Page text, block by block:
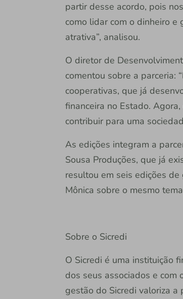
partir desse acordo, pois
como lidar com o dinheiro
atrativa”, analisou.
O diretor de
comentou sobre a parceria:
cooperativas, que já
financeira no Estado.
contribuir para uma
As edições integram a
Sousa Produções, que já
resultou em seis edições
Mônica sobre o mesmo
Sobre o Sicredi
O Sicredi é uma instituição
dos seus associados e
gestão do Sicredi valoriza